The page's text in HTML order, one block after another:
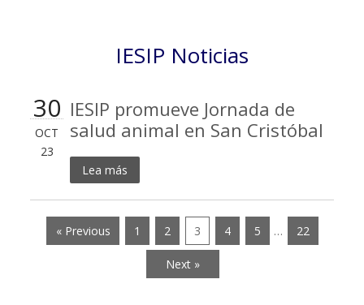
IESIP Noticias
30
OCT
23
IESIP promueve Jornada de
salud animal en San Cristóbal
Lea más
« Previous 1 2 3 4 5 … 22
Next »